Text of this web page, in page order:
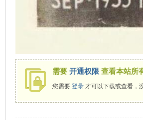
需要 开通权限 查看本站所
您需要 登录才可以下载或查看，